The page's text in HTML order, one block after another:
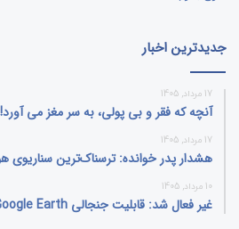
جدیدترین اخبار
17 مرداد, 1405
آنچه که فقر و بی‌ پولی، به سر مغز می‌ آورد!
17 مرداد, 1405
هشدار پدر خوانده: ترسناک‌ترین
10 مرداد, 1405
غیر فعال شد: قابلیت جنجالی Google Earth پس از یک روز!